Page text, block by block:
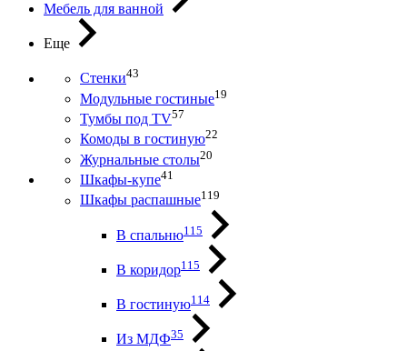
Мебель для ванной
Еще
Стенки43
Модульные гостиные19
Тумбы под ТV57
Комоды в гостиную22
Журнальные столы20
Шкафы-купе41
Шкафы распашные119
В спальню115
В коридор115
В гостиную114
Из МДФ35